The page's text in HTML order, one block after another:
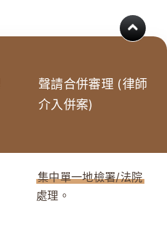
聲請合併審理 (律師
介入併案)
集中單一地檢署/法院
處理。